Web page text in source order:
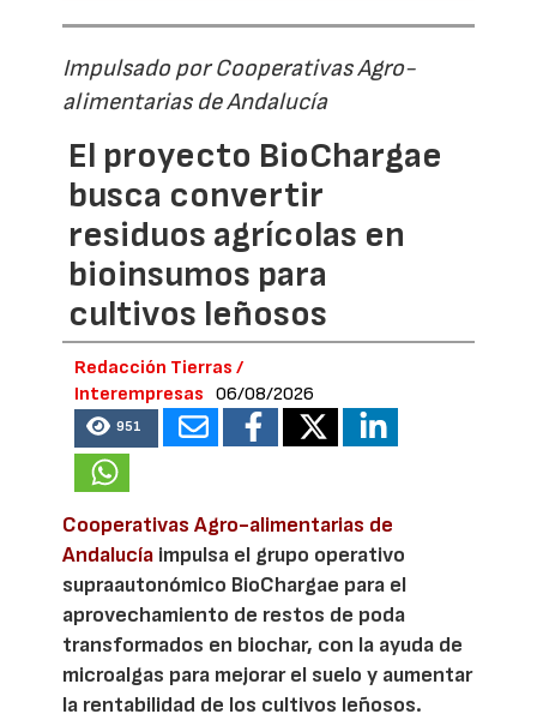
Impulsado por Cooperativas Agro-
alimentarias de Andalucía
El proyecto BioChargae
busca convertir
residuos agrícolas en
bioinsumos para
cultivos leñosos
Redacción Tierras /
Interempresas
06/08/2026
951
Cooperativas Agro-alimentarias de
Andalucía impulsa el grupo operativo
supraautonómico BioChargae para el
aprovechamiento de restos de poda
transformados en biochar, con la ayuda de
microalgas para mejorar el suelo y aumentar
la rentabilidad de los cultivos leñosos.